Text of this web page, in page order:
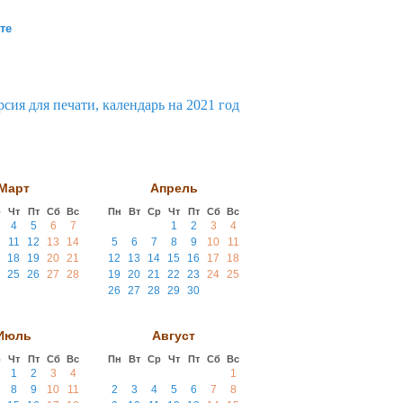
Чт Пт Сб Вс
4 5 6
7
11
12 13
14
18
19 20 21
25
26 27 28
Апрель
Пн Вт Ср Чт Пт Сб Вс
1 2 3
4
5
6 7 8 9 10
11
12
13 14 15 16 17
18
19
20 21 22 23 24 25
26
27 28 29 30
Чт Пт Сб Вс
1 2 3
4
8
9 10
11
Август
Пн Вт Ср Чт Пт Сб Вс
1
2
3 4 5 6 7
8